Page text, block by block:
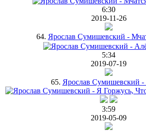
6:30
2019-11-26
64. Ярослав Сумишевский -
5:34
2019-07-19
65. Ярослав Сумишевский -
3:59
2019-05-09